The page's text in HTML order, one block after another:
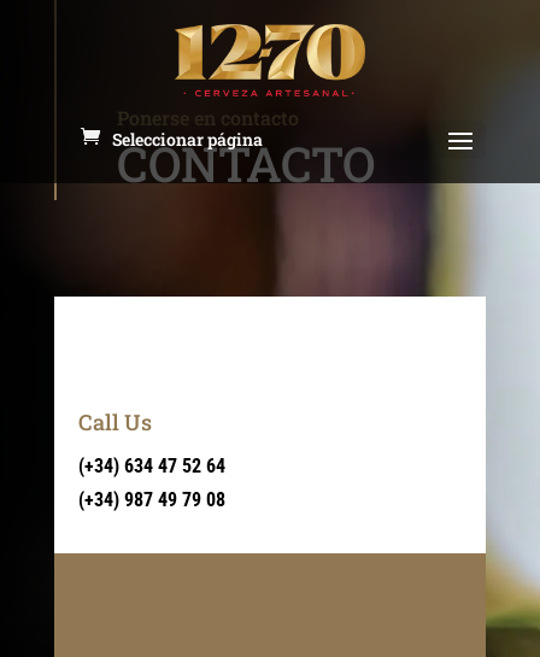
Seleccionar página
Ponerse en contacto
CONTACTO
Call Us
(+34) 634 47 52 64
(+34) 987 49 79 08